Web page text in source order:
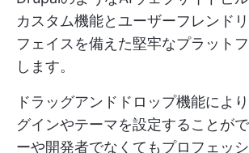
カスタム機能とユーザーフレンド
フェイスを備えた堅牢なプラット
します。
ドラッグアンドドロップ機能によ
グインやテーマを設定することが
ーや開発者でなくてもプロフェッ